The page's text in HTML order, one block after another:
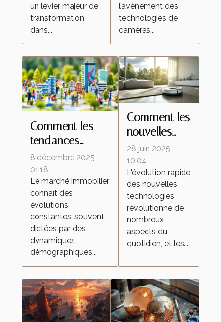
un levier majeur de
transformation
dans...
l’avènement des
technologies de
caméras...
Comment les
tendances
démographiques
influencent-elles
le marché
immobilier ?
8 décembre 2025
01:18
Le marché immobilier
connaît des
évolutions
constantes, souvent
dictées par des
dynamiques
démographiques...
Comment les
nouvelles
technologies
transforment-
elles les
aspirateurs
autonomes ?
28 juin 2025
10:04
L'évolution rapide
des nouvelles
technologies
révolutionne de
nombreux
aspects du
quotidien, et les...